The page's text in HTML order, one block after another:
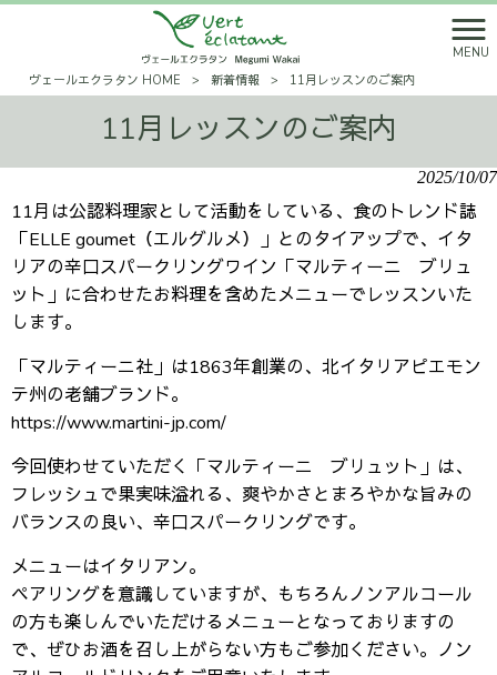
MENU
ヴェールエクラタン HOME
> 新着情報 > 11月レッスンのご案内
11月レッスンのご案内
2025/10/07
11月は公認料理家として活動をしている、食のトレンド誌
「ELLE goumet（エルグルメ）」とのタイアップで、イタ
リアの辛口スパークリングワイン「マルティーニ ブリュ
ット」に合わせたお料理を含めたメニューでレッスンいた
します。
「マルティーニ社」は1863年創業の、北イタリアピエモン
テ州の老舗ブランド。
https://www.martini-jp.com/
今回使わせていただく「マルティーニ ブリュット」は、
フレッシュで果実味溢れる、爽やかさとまろやかな旨みの
バランスの良い、辛口スパークリングです。
メニューはイタリアン。
ペアリングを意識していますが、もちろんノンアルコール
の方も楽しんでいただけるメニューとなっておりますの
で、ぜひお酒を召し上がらない方もご参加ください。ノン